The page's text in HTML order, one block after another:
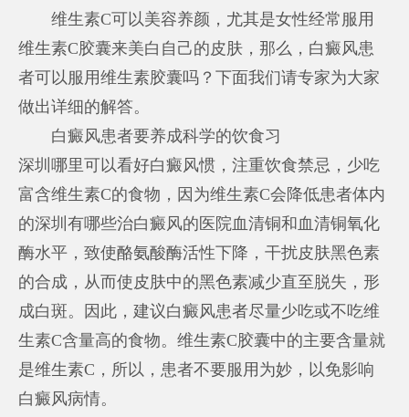
维生素C可以美容养颜，尤其是女性经常服用
维生素C胶囊来美白自己的皮肤，那么，白癜风患
者可以服用维生素胶囊吗？下面我们请专家为大家
做出详细的解答。
白癜风患者要养成科学的饮食习
深圳哪里可以看好白癜风惯，注重饮食禁忌，少吃
富含维生素C的食物，因为维生素C会降低患者体内
的深圳有哪些治白癜风的医院血清铜和血清铜氧化
酶水平，致使酪氨酸酶活性下降，干扰皮肤黑色素
的合成，从而使皮肤中的黑色素减少直至脱失，形
成白斑。因此，建议白癜风患者尽量少吃或不吃维
生素C含量高的食物。维生素C胶囊中的主要含量就
是维生素C，所以，患者不要服用为妙，以免影响
白癜风病情。